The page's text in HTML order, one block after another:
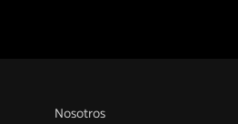
Nosotros